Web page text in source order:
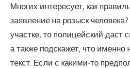
Многих интересует, как
заявление на розыск
участке, то полицейский даст
а также подскажет, что именно
текст. Если с какими-то